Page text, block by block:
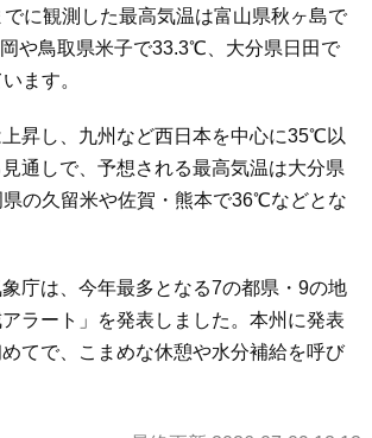
でに観測した最高気温は富山県秋ヶ島で
や鳥取県米子で33.3℃、大分県日田で
ます。
昇し、九州など西日本を中心に35℃以
見通しで、予想される最高気温は大分県
の久留米や佐賀・熊本で36℃などとな
庁は、今年最多となる7の都県・9の地
ラート」を発表しました。本州に発表
てで、こまめな休憩や水分補給を呼び